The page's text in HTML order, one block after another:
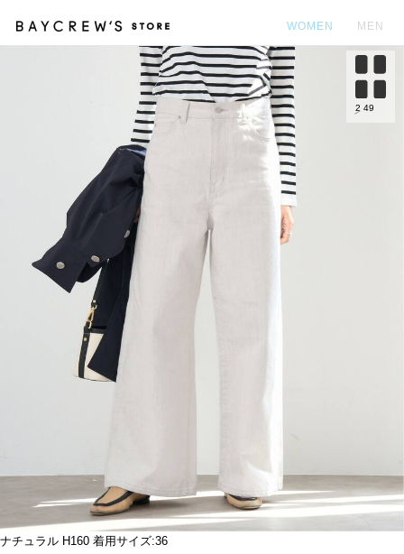
WOMEN MEN
ナチュラル H160 着用サイズ:36
2 49